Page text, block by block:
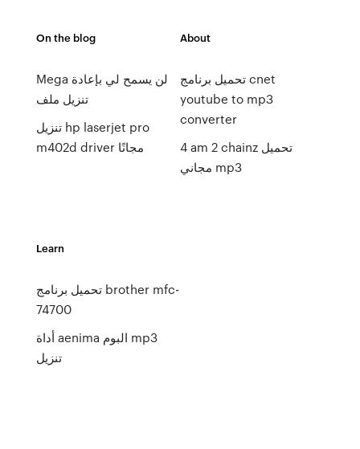
On the blog
Mega لن يسمح لي بإعادة
تنزيل ملف
تنزيل hp laserjet pro
m402d driver مجانًا
About
تحميل برنامج cnet
youtube to mp3
converter
4 am 2 chainz تحميل
مجاني mp3
Learn
تحميل برنامج brother mfc-
74700
أداة aenima البوم mp3
تنزيل